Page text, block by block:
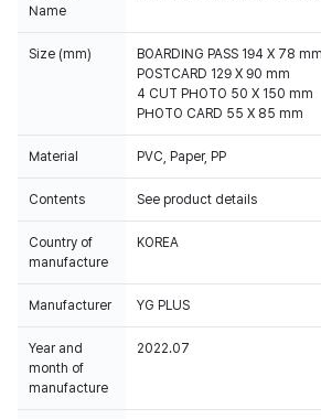
Name
Size (mm)
BOARDING PASS 194 X 78 mm
POSTCARD 129 X 90 mm
4 CUT PHOTO 50 X 150 mm
PHOTO CARD 55 X 85 mm
Material PVC, Paper, PP
Contents See product details
Country of
manufacture
KOREA
Manufacturer YG PLUS
Year and
month of
manufacture
2022.07